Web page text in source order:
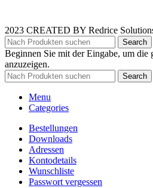
2023 CREATED BY Redrice
Search
Beginnen Sie mit der Eingabe, um die
anzuzeigen.
Search
Menu
Categories
Bestellungen
Downloads
Adressen
Kontodetails
Wunschliste
Passwort vergessen